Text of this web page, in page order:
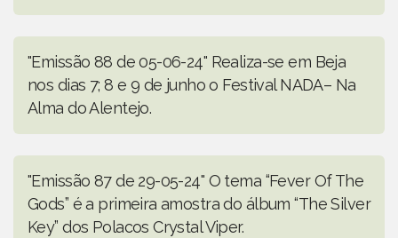
"Emissão 88 de 05-06-24" Realiza-se em Beja
nos dias 7; 8 e 9 de junho o Festival NADA– Na
Alma do Alentejo.
"Emissão 87 de 29-05-24" O tema “Fever Of The
Gods” é a primeira amostra do álbum “The Silver
Key” dos Polacos Crystal Viper.